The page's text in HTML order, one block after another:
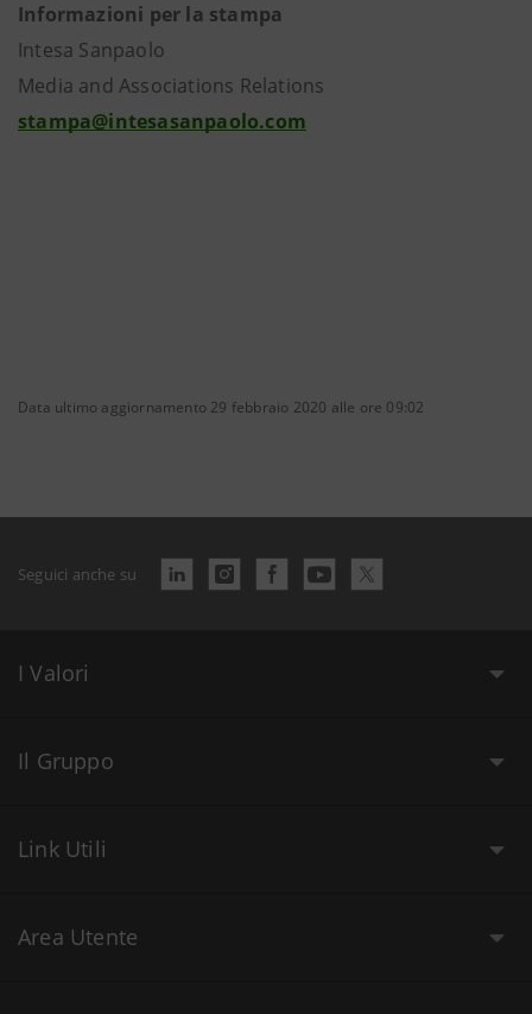
Informazioni per la stampa
Intesa Sanpaolo
Media and Associations Relations
stampa@intesasanpaolo.com
Data ultimo aggiornamento 29 febbraio 2020 alle ore 09:02
Seguici anche su
I Valori
Il Gruppo
Link Utili
Area Utente